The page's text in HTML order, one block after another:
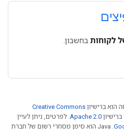
לקוחות בחשבון.
הוא ברישיון Creative Commons
Apache 2.0. לפרטים, ניתן לעיין
.‏ Java הוא סימן מסחרי רשום של חברת